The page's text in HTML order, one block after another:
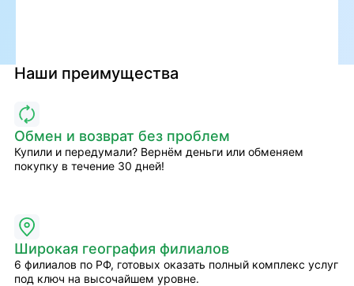
Наши преимущества
Обмен и возврат без проблем
Купили и передумали? Вернём деньги или обменяем
покупку в течение 30 дней!
Широкая география филиалов
6 филиалов по РФ, готовых оказать полный комплекс услуг
под ключ на высочайшем уровне.